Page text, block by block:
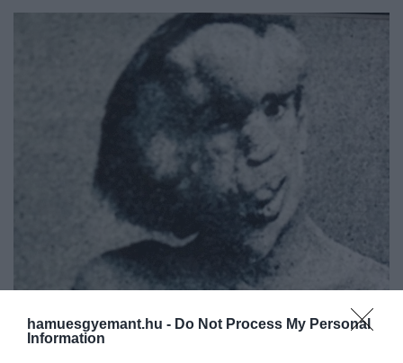
hamuesgyemant.hu - Do Not Process My Personal
Information